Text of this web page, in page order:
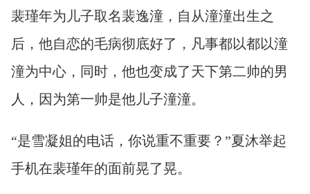
裴瑾年为儿子取名裴逸潼，自从潼潼出生之
后，他自恋的毛病彻底好了，凡事都以都以潼
潼为中心，同时，他也变成了天下第二帅的男
人，因为第一帅是他儿子潼潼。
“是雪凝姐的电话，你说重不重要？”夏沐举起
手机在裴瑾年的面前晃了晃。